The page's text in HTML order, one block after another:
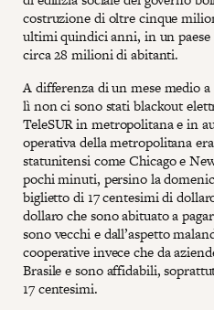
costruzione di oltre cinque
ultimi quindici anni, in un
circa 28 milioni di abitanti.
A differenza di un mese medio
lì non ci sono stati blackout
TeleSUR in metropolitana e in
operativa della metropolitana
statunitensi come Chicago e
pochi minuti, persino la
biglietto di 17 centesimi di
dollaro che sono abituato a
sono vecchi e dall’aspetto
cooperative invece che da
Brasile e sono affidabili,
17 centesimi.